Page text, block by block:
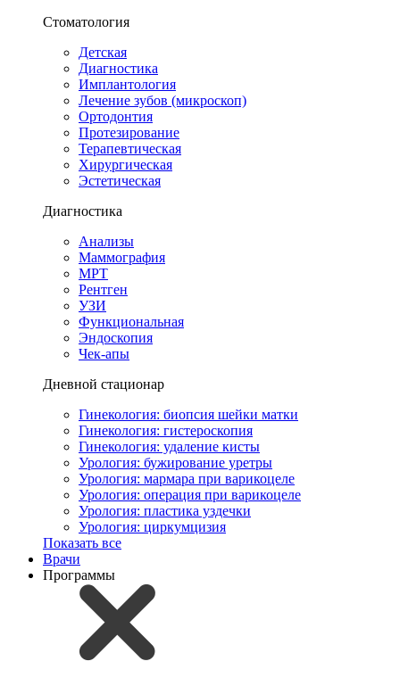
Стоматология
Детская
Диагностика
Имплантология
Лечение зубов (микроскоп)
Ортодонтия
Протезирование
Терапевтическая
Хирургическая
Эстетическая
Диагностика
Анализы
Маммография
МРТ
Рентген
УЗИ
Функциональная
Эндоскопия
Чек-апы
Дневной стационар
Гинекология: биопсия шейки матки
Гинекология: гистероскопия
Гинекология: удаление кисты
Урология: бужирование уретры
Урология: мармара при варикоцеле
Урология: операция при варикоцеле
Урология: пластика уздечки
Урология: циркумцизия
Показать все
Врачи
Программы